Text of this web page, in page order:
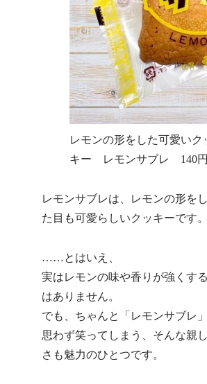
レモンの形をした可愛いク
キー レモンサブレ 140円
レモンサブレは、レモンの形を
た目も可愛らしいクッキーです。
……とはいえ、
実はレモンの味や香りが強くす
はありません。
でも、ちゃんと「レモンサブレ」
思わず笑ってしまう、そんな親
さも魅力のひとつです。